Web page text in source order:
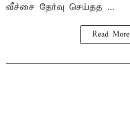
வீச்சை தேர்வு செய்தத ...
Read More